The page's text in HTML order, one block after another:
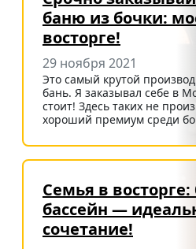
баню из бочки:
восторге!
29 ноября 2021
Это самый крутой
бань. Я заказывал себе в
стоит! Здесь таких не
хороший премиум среди
Семья в восторге:
бассейн —
сочетание!